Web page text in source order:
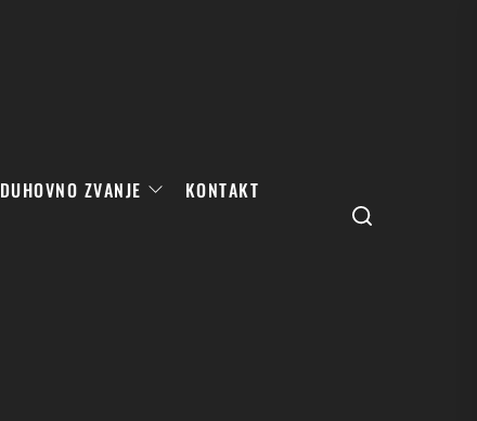
DUHOVNO ZVANJE KONTAKT
Search